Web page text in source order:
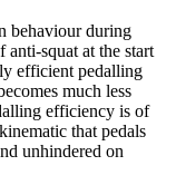
behaviour during
anti-squat at the start
efficient pedalling
much less
efficiency is of
that pedals
unhindered on